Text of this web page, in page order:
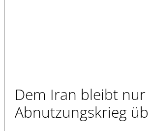
Dem Iran bleibt nur
Abnutzungskrieg